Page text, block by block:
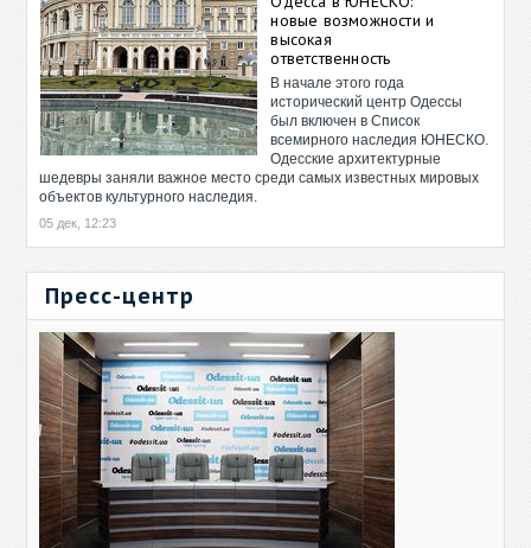
новые возможности и
высокая
ответственность
В начале этого года
исторический центр Одессы
был включен в Список
всемирного наследия ЮНЕСКО.
Одесские архитектурные
шедевры заняли важное место среди самых известных мировых
объектов культурного наследия.
05 дек, 12:23
Пресс-центр